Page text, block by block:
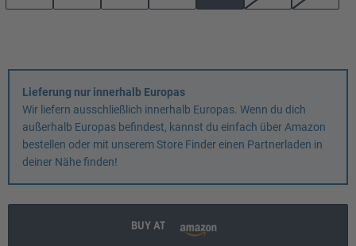
Lieferung nur innerhalb Europas
Wir liefern ausschließlich innerhalb Europas. Wenn du dich
außerhalb Europas befindest, kannst du einfach über Amazon
bestellen oder mit unserem Store Finder einen Partnerladen in
deiner Nähe finden!
BUY AT